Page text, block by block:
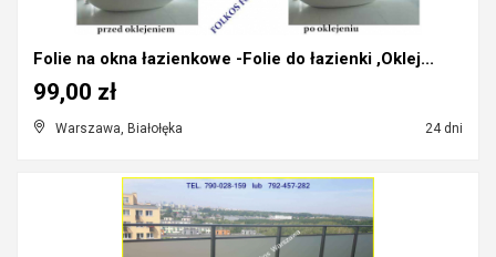
Folie na okna łazienkowe -Folie do łazienki ,Oklej...
Warszawa, Białołęka 24 dni
99,00 zł